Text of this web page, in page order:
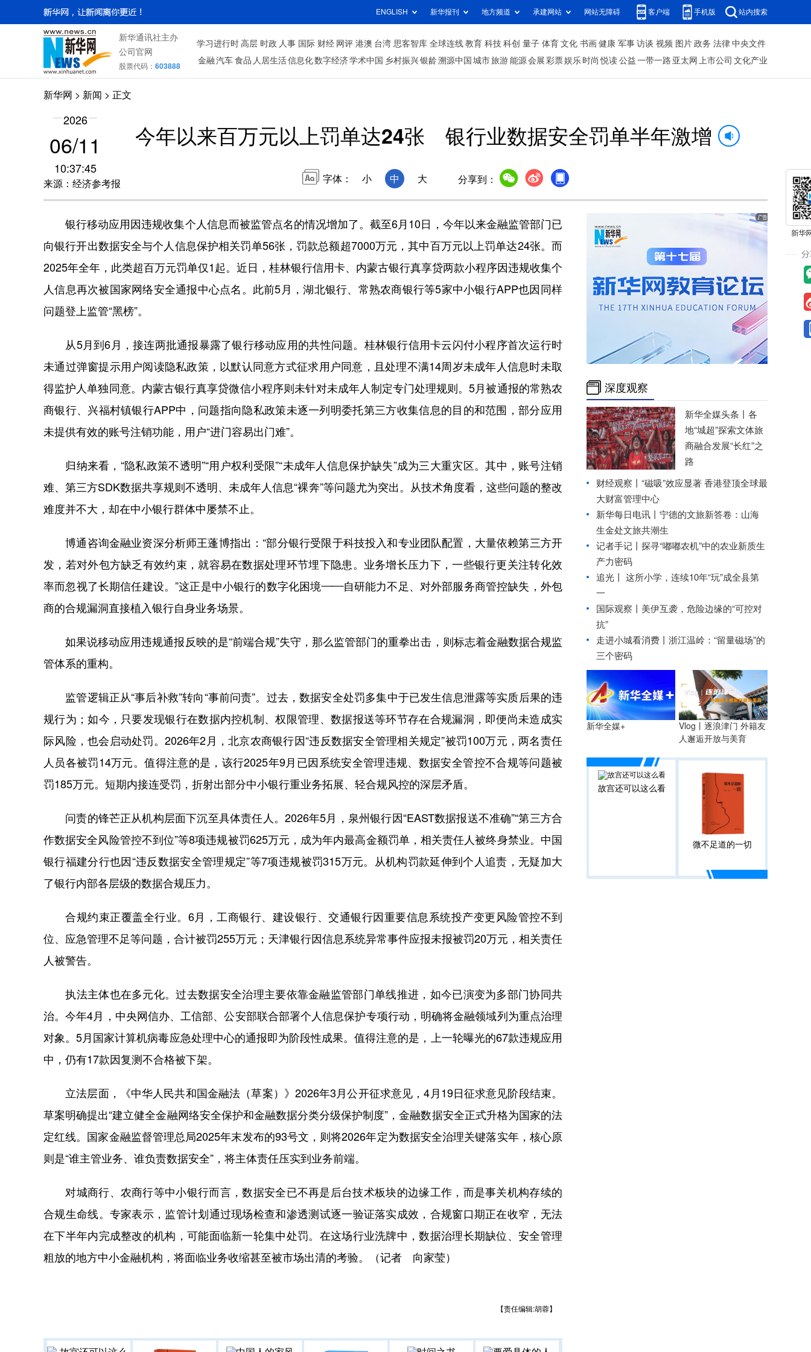
ENGLISH 新华报刊 地方频道 承建网站 网站无障碍 客户端 手机版 站内搜索
新华通讯社主办
公司官网
股票代码： 603888
学习进行时 高层 时政 人事 国际 财经 网评 港澳 台湾 思客智库 全球连线 教育 科技 科创 量子 体育 文化 书画 健康 军事 访谈 视频 图片 政务 法律 中央文件
金融 汽车 食品 人居生活信息化数字经济学术中国 乡村振兴银龄溯源中国 城市旅游 能源 会展 彩票娱乐 时尚 悦读 公益 一带一路 亚太网 上市公司 文化产业
新华网 > 新闻 > 正文
2026
06/11
10:37:45
来源：经济参考报
今年以来百万元以上罚单达24张 银行业数据安全罚单半年激增
字体： 小 中 大 分享到：
银行移动应用因违规收集个人信息而被监管点名的情况增加了。截至6月10日，今年以来金融监管部门已
向银行开出数据安全与个人信息保护相关罚单56张，罚款总额超7000万元，其中百万元以上罚单达24张。而
2025年全年，此类超百万元罚单仅1起。近日，桂林银行信用卡、内蒙古银行真享贷两款小程序因违规收集个
人信息再次被国家网络安全通报中心点名。此前5月，湖北银行、常熟农商银行等5家中小银行APP也因同样
问题登上监管“黑榜”。
从5月到6月，接连两批通报暴露了银行移动应用的共性问题。桂林银行信用卡云闪付小程序首次运行时
未通过弹窗提示用户阅读隐私政策，以默认同意方式征求用户同意，且处理不满14周岁未成年人信息时未取
得监护人单独同意。内蒙古银行真享贷微信小程序则未针对未成年人制定专门处理规则。5月被通报的常熟农
商银行、兴福村镇银行APP中，问题指向隐私政策未逐一列明委托第三方收集信息的目的和范围，部分应用
未提供有效的账号注销功能，用户“进门容易出门难”。
归纳来看，“隐私政策不透明”“用户权利受限”“未成年人信息保护缺失”成为三大重灾区。其中，账号注销
难、第三方SDK数据共享规则不透明、未成年人信息“裸奔”等问题尤为突出。从技术角度看，这些问题的整改
难度并不大，却在中小银行群体中屡禁不止。
博通咨询金融业资深分析师王蓬博指出：“部分银行受限于科技投入和专业团队配置，大量依赖第三方开
发，若对外包方缺乏有效约束，就容易在数据处理环节埋下隐患。业务增长压力下，一些银行更关注转化效
率而忽视了长期信任建设。”这正是中小银行的数字化困境——自研能力不足、对外部服务商管控缺失，外包
商的合规漏洞直接植入银行自身业务场景。
如果说移动应用违规通报反映的是“前端合规”失守，那么监管部门的重拳出击，则标志着金融数据合规监
管体系的重构。
监管逻辑正从“事后补救”转向“事前问责”。过去，数据安全处罚多集中于已发生信息泄露等实质后果的违
规行为；如今，只要发现银行在数据内控机制、权限管理、数据报送等环节存在合规漏洞，即便尚未造成实
际风险，也会启动处罚。2026年2月，北京农商银行因“违反数据安全管理相关规定”被罚100万元，两名责任
人员各被罚14万元。值得注意的是，该行2025年9月已因系统安全管理违规、数据安全管控不合规等问题被
罚185万元。短期内接连受罚，折射出部分中小银行重业务拓展、轻合规风控的深层矛盾。
问责的锋芒正从机构层面下沉至具体责任人。2026年5月，泉州银行因“EAST数据报送不准确”“第三方合
作数据安全风险管控不到位”等8项违规被罚625万元，成为年内最高金额罚单，相关责任人被终身禁业。中国
银行福建分行也因“违反数据安全管理规定”等7项违规被罚315万元。从机构罚款延伸到个人追责，无疑加大
了银行内部各层级的数据合规压力。
合规约束正覆盖全行业。6月，工商银行、建设银行、交通银行因重要信息系统投产变更风险管控不到
位、应急管理不足等问题，合计被罚255万元；天津银行因信息系统异常事件应报未报被罚20万元，相关责任
人被警告。
执法主体也在多元化。过去数据安全治理主要依靠金融监管部门单线推进，如今已演变为多部门协同共
治。今年4月，中央网信办、工信部、公安部联合部署个人信息保护专项行动，明确将金融领域列为重点治理
对象。5月国家计算机病毒应急处理中心的通报即为阶段性成果。值得注意的是，上一轮曝光的67款违规应用
中，仍有17款因复测不合格被下架。
立法层面，《中华人民共和国金融法（草案）》2026年3月公开征求意见，4月19日征求意见阶段结束。
草案明确提出“建立健全金融网络安全保护和金融数据分类分级保护制度”，金融数据安全正式升格为国家的法
定红线。国家金融监督管理总局2025年末发布的93号文，则将2026年定为数据安全治理关键落实年，核心原
则是“谁主管业务、谁负责数据安全”，将主体责任压实到业务前端。
对城商行、农商行等中小银行而言，数据安全已不再是后台技术板块的边缘工作，而是事关机构存续的
合规生命线。专家表示，监管计划通过现场检查和渗透测试逐一验证落实成效，合规窗口期正在收窄，无法
在下半年内完成整改的机构，可能面临新一轮集中处罚。在这场行业洗牌中，数据治理长期缺位、安全管理
粗放的地方中小金融机构，将面临业务收缩甚至被市场出清的考验。（记者 向家莹）
【责任编辑:胡蓉】
深度观察
新华全媒头条丨 各
地“城超”探索文体旅
商融合发展“长红”之
路
财经观察丨 “磁吸”效应显著 香港登顶全球最
大财富管理中心
新华每日电讯丨 宁德的文旅新答卷：山海
生金处文旅共潮生
记者手记丨探寻“嘟嘟农机”中的农业新质生
产力密码
追光丨
这所小学，连续10年“玩”成全县第
一
国际观察丨 美伊互袭，危险边缘的“可控对
抗”
走进小城看消费丨浙江温岭：“留量磁场”的
三个密码
新华全媒+
Vlog丨逐浪津门 外籍友
人邂逅开放与美育
故宫还可以这么看
微不足道的一切